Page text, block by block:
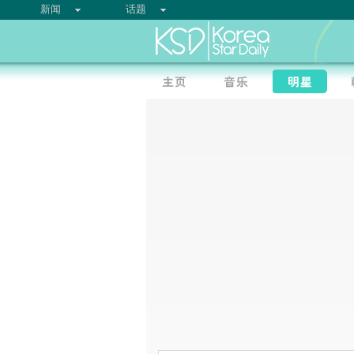
新闻 话题